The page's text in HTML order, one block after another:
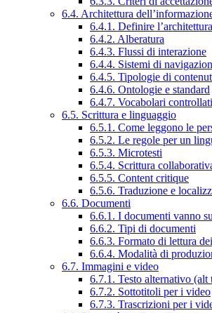
6.4. Architettura
6.4.1. Definire
6.4.2. Alberatura
6.4.3. Flussi di interazione
6.4.4. Sistemi di
6.4.5. Tipologie di
6.4.6. Ontologie e standard
6.4.7. Vocabolari
6.5. Scrittura e linguaggio
6.5.1. Come leggono le
6.5.2. Le regole per un
6.5.3. Microtesti
6.5.4. Scrittura
6.5.5. Content critique
6.5.6. Traduzione e
6.6. Documenti
6.6.1. I documenti vanno
6.6.2. Tipi di documenti
6.6.3. Formato di lettura
6.6.4. Modalità di
6.7. Immagini e video
6.7.1. Testo alternativo
6.7.2. Sottotitoli per i video
6.7.3. Trascrizioni per i